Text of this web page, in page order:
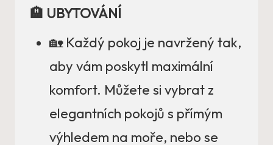
🏨 UBYTOVÁNÍ
🏡 Každý pokoj je navržený tak,
aby vám poskytl maximální
komfort. Můžete si vybrat z
elegantních pokojů s přímým
výhledem na moře, nebo se